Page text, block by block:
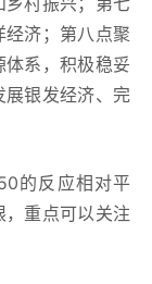
济；第八点聚
系，积极稳妥
银发经济、完
的反应相对平
重点可以关注